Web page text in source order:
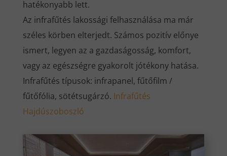
hatékonyabb lett.
Az infrafűtés lakossági felhasználása ma már
széles körben elterjedt. Számos pozitív előnye
ismert, legyen az a gazdaságosság, komfort,
vagy az egészségre gyakorolt jótékony hatása.
Infrafűtés típusok: infrapanel, fűtőfilm /
fűtőfólia, sötétsugárzó. Infrafűtés
Hajdúszoboszló